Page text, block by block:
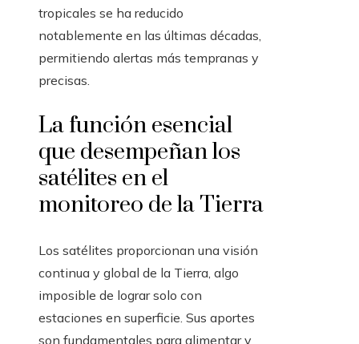
tropicales se ha reducido
notablemente en las últimas décadas,
permitiendo alertas más tempranas y
precisas.
La función esencial
que desempeñan los
satélites en el
monitoreo de la Tierra
Los satélites proporcionan una visión
continua y global de la Tierra, algo
imposible de lograr solo con
estaciones en superficie. Sus aportes
son fundamentales para alimentar y